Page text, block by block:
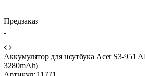
Предзаказ
Аккумулятор для ноутбука Acer S3-951
3280mAh)
Артикул: 11771